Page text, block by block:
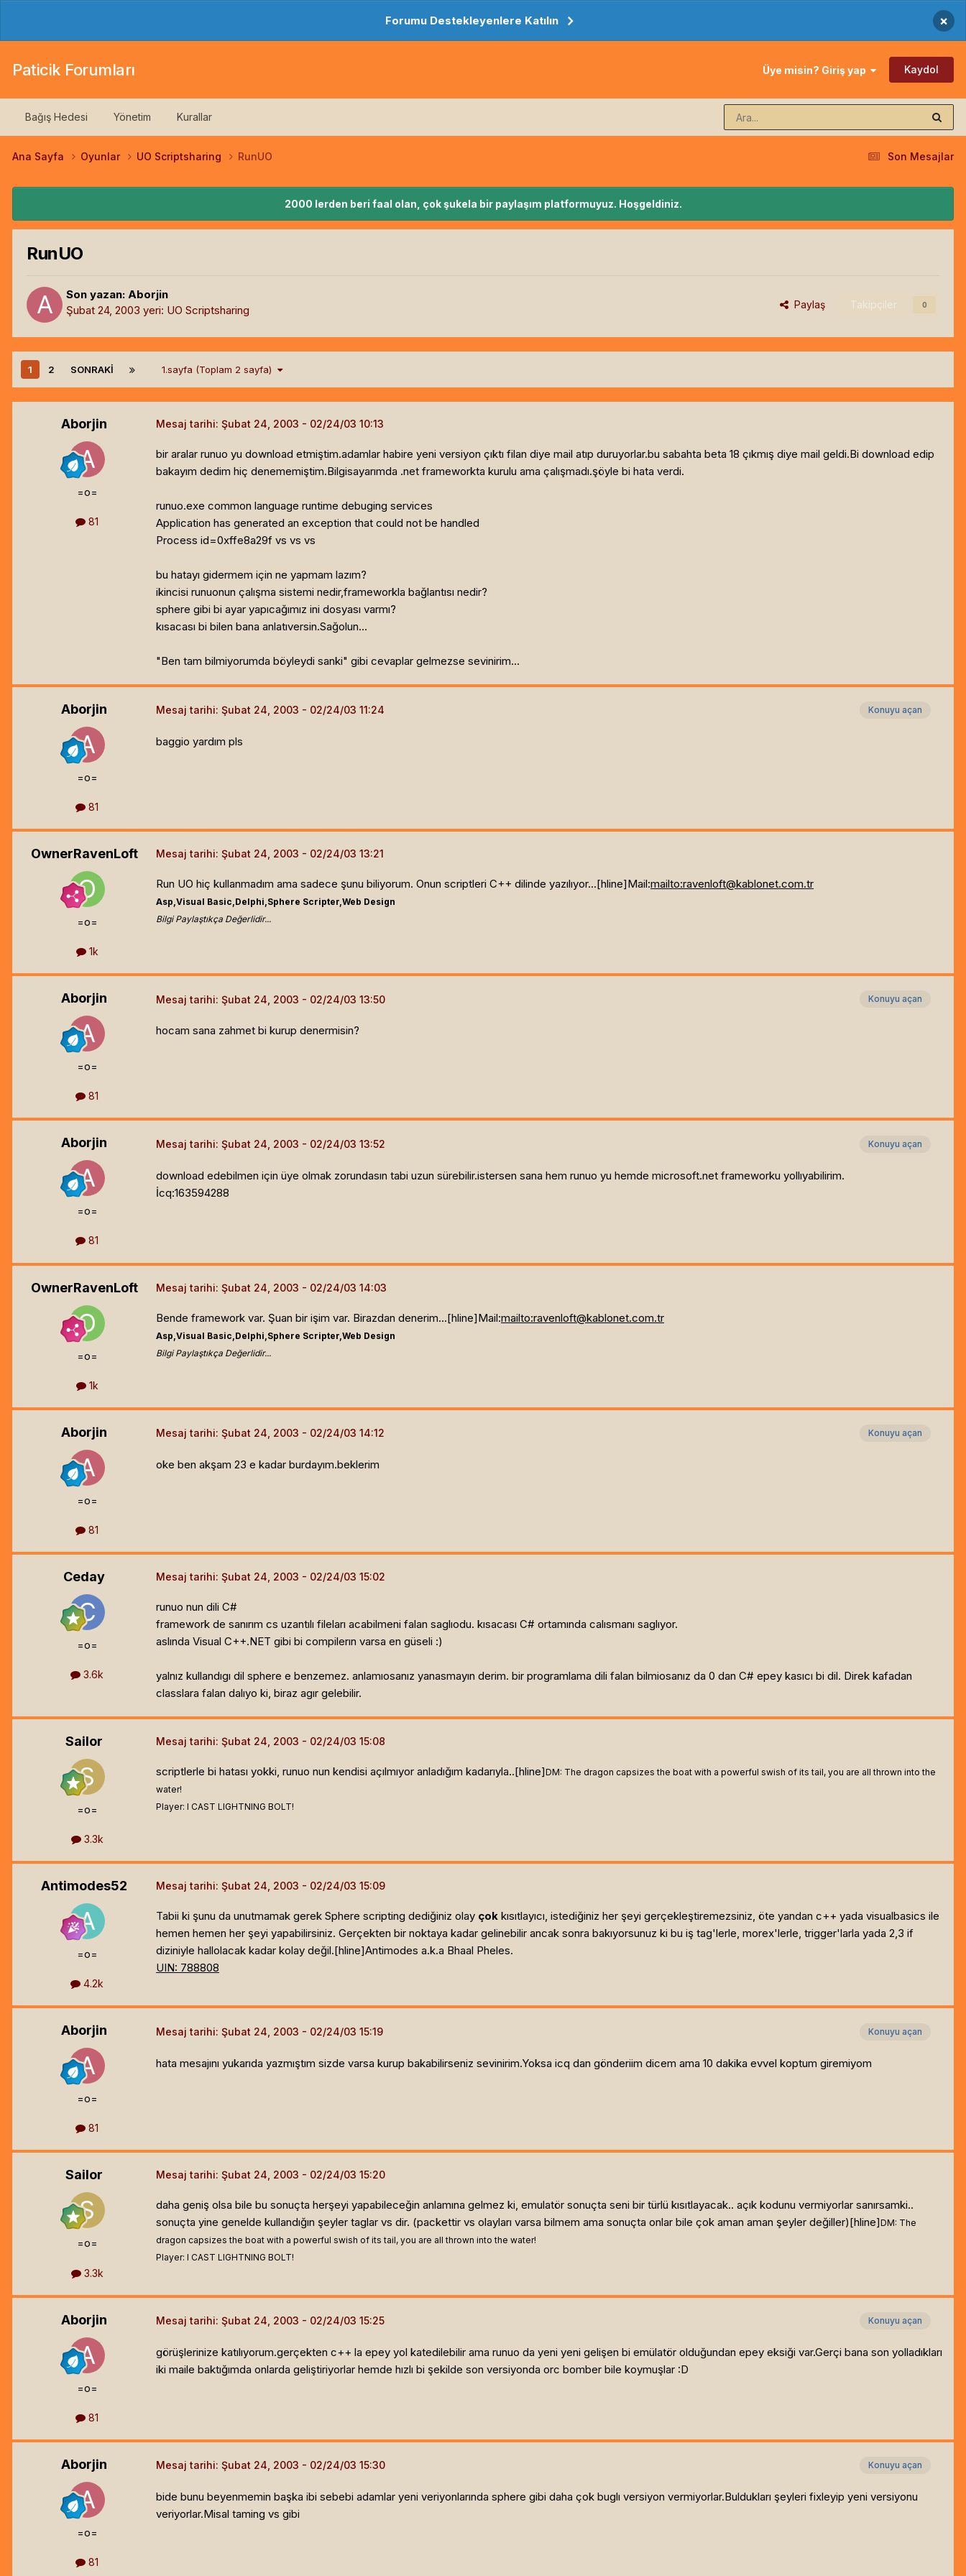
Forumu Destekleyenlere Katılın ×
Paticik Forumları Üye misin? Giriş yap Kaydol
Bağış Hedesi Yönetim Kurallar
Son Mesajlar
Ana Sayfa Oyunlar UO Scriptsharing RunUO
2000 lerden beri faal olan, çok şukela bir paylaşım platformuyuz. Hoşgeldiniz.
RunUO
Son yazan: Aborjin
Şubat 24, 2003 yeri: UO Scriptsharing Paylaş Takipçiler 0
1 2 SONRAKI 1.sayfa (Toplam 2 sayfa)
Aborjin
=o=
81
Mesaj tarihi: Şubat 24, 2003
bir aralar runuo yu download etmiştim.adamlar habire yeni versiyon çıktı filan diye mail atıp duruyorlar.bu sabahta beta 18 çıkmış diye mail geldi.Bi download edip
bakayım dedim hiç denememiştim.Bilgisayarımda .net frameworkta kurulu ama çalışmadı.şöyle bi hata verdi.
runuo.exe common language runtime debuging services
Application has generated an exception that could not be handled
Process id=0xffe8a29f vs vs vs
bu hatayı gidermem için ne yapmam lazım?
ikincisi runuonun çalışma sistemi nedir,frameworkla bağlantısı nedir?
sphere gibi bi ayar yapıcağımız ini dosyası varmı?
kısacası bi bilen bana anlatıversin.Sağolun...
"Ben tam bilmiyorumda böyleydi sanki" gibi cevaplar gelmezse sevinirim...
Aborjin
=o=
81
Konuyu açan
Mesaj tarihi: Şubat 24, 2003
baggio yardım pls
OwnerRavenLoft
=o=
1k
Mesaj tarihi: Şubat 24, 2003
Run UO hiç kullanmadım ama sadece şunu biliyorum. Onun scriptleri C++ dilinde yazılıyor...[hline]Mail:mailto:ravenloft@kablonet.com.tr
Asp,Visual Basic,Delphi,Sphere Scripter,Web Design
Bilgi Paylaştıkça Değerlidir...
Aborjin
=o=
81
Konuyu açan
Mesaj tarihi: Şubat 24, 2003
hocam sana zahmet bi kurup denermisin?
Aborjin
=o=
81
Konuyu açan
Mesaj tarihi: Şubat 24, 2003
download edebilmen için üye olmak zorundasın tabi uzun sürebilir.istersen sana hem runuo yu hemde microsoft.net frameworku yollıyabilirim.
İcq:163594288
OwnerRavenLoft
=o=
1k
Mesaj tarihi: Şubat 24, 2003
Bende framework var. Şuan bir işim var. Birazdan denerim...[hline]Mail:mailto:ravenloft@kablonet.com.tr
Asp,Visual Basic,Delphi,Sphere Scripter,Web Design
Bilgi Paylaştıkça Değerlidir...
Aborjin
=o=
81
Konuyu açan
Mesaj tarihi: Şubat 24, 2003
oke ben akşam 23 e kadar burdayım.beklerim
Ceday
=o=
3.6k
Mesaj tarihi: Şubat 24, 2003
runuo nun dili C#
framework de sanırım cs uzantılı fileları acabilmeni falan saglıodu. kısacası C# ortamında calısmanı saglıyor.
aslında Visual C++.NET gibi bi compilerın varsa en güseli :)
yalnız kullandıgı dil sphere e benzemez. anlamıosanız yanasmayın derim. bir programlama dili falan bilmiosanız da 0 dan C# epey kasıcı bi dil. Direk kafadan
classlara falan dalıyo ki, biraz agır gelebilir.
Sailor
=o=
3.3k
Mesaj tarihi: Şubat 24, 2003
scriptlerle bi hatası yokki, runuo nun kendisi açılmıyor anladığım kadarıyla..[hline]DM: The dragon capsizes the boat with a powerful swish of its tail, you are all thrown into the
water!
Player: I CAST LIGHTNING BOLT!
Antimodes52
=o=
4.2k
Mesaj tarihi: Şubat 24, 2003
Tabii ki şunu da unutmamak gerek Sphere scripting dediğiniz olay çok kısıtlayıcı, istediğiniz her şeyi gerçekleştiremezsiniz, öte yandan c++ yada visualbasics ile
hemen hemen her şeyi yapabilirsiniz. Gerçekten bir noktaya kadar gelinebilir ancak sonra bakıyorsunuz ki bu iş tag'lerle, morex'lerle, trigger'larla yada 2,3 if
diziniyle hallolacak kadar kolay değil.[hline]Antimodes a.k.a Bhaal Pheles.
UIN: 788808
Aborjin
=o=
81
Konuyu açan
Mesaj tarihi: Şubat 24, 2003
hata mesajını yukarıda yazmıştım sizde varsa kurup bakabilirseniz sevinirim.Yoksa icq dan gönderiim dicem ama 10 dakika evvel koptum giremiyom
Sailor
=o=
3.3k
Mesaj tarihi: Şubat 24, 2003
daha geniş olsa bile bu sonuçta herşeyi yapabileceğin anlamına gelmez ki, emulatör sonuçta seni bir türlü kısıtlayacak.. açık kodunu vermiyorlar sanırsamki..
sonuçta yine genelde kullandığın şeyler taglar vs dir. (packettir vs olayları varsa bilmem ama sonuçta onlar bile çok aman aman şeyler değiller)[hline]DM: The
dragon capsizes the boat with a powerful swish of its tail, you are all thrown into the water!
Player: I CAST LIGHTNING BOLT!
Aborjin
=o=
81
Konuyu açan
Mesaj tarihi: Şubat 24, 2003
görüşlerinize katılıyorum.gerçekten c++ la epey yol katedilebilir ama runuo da yeni yeni gelişen bi emülatör olduğundan epey eksiği var.Gerçi bana son yolladıkları
iki maile baktığımda onlarda geliştiriyorlar hemde hızlı bi şekilde son versiyonda orc bomber bile koymuşlar :D
Aborjin
=o=
81
Konuyu açan
Mesaj tarihi: Şubat 24, 2003
bide bunu beyenmemin başka ibi sebebi adamlar yeni veriyonlarında sphere gibi daha çok buglı versiyon vermiyorlar.Buldukları şeyleri fixleyip yeni versiyonu
veriyorlar.Misal taming vs gibi